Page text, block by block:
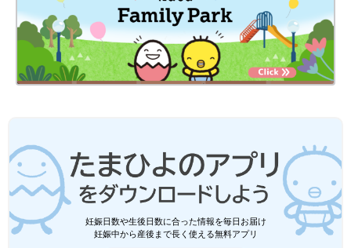
忙しいママ&パパのためのフリージング離乳食 (ベネッセ・ムッ
ク たまひよブックス)妊娠日数や生後日数に合った情報を毎日お届け
妊娠中から産後まで長く使える無料アプリ